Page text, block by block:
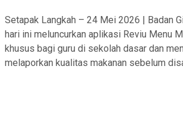
Setapak Langkah – 24 Mei 2026 | Badan
hari ini meluncurkan aplikasi Reviu Menu
khusus bagi guru di sekolah dasar dan
melaporkan kualitas makanan sebelum